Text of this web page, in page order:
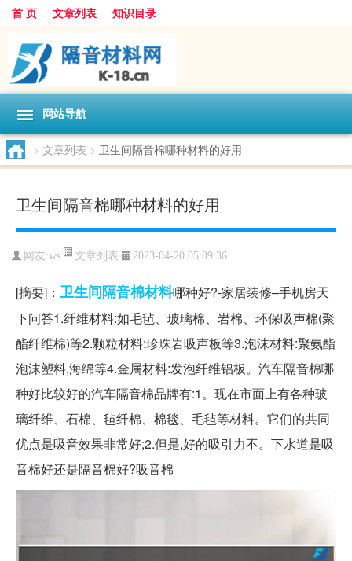
首 页 文章列表 知识目录
网站导航
> 文章列表 > 卫生间隔音棉哪种材料的好用
卫生间隔音棉哪种材料的好用
网友:ws 文章列表 2023-04-20 05:09:36
[摘要]： 卫生间隔音棉材料哪种好?-家居装修–手机房天
下问答1.纤维材料:如毛毡、玻璃棉、岩棉、环保吸声棉(聚
酯纤维棉)等2.颗粒材料:珍珠岩吸声板等3.泡沫材料:聚氨酯
泡沫塑料,海绵等4.金属材料:发泡纤维铝板。汽车隔音棉哪
种好比较好的汽车隔音棉品牌有:1。现在市面上有各种玻
璃纤维、石棉、毡纤棉、棉毯、毛毡等材料。它们的共同
优点是吸音效果非常好;2.但是,好的吸引力不。下水道是吸
音棉好还是隔音棉好?吸音棉